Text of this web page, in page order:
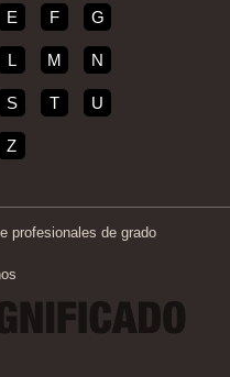
E F G
L M N
S T U
Z
profesionales de grado